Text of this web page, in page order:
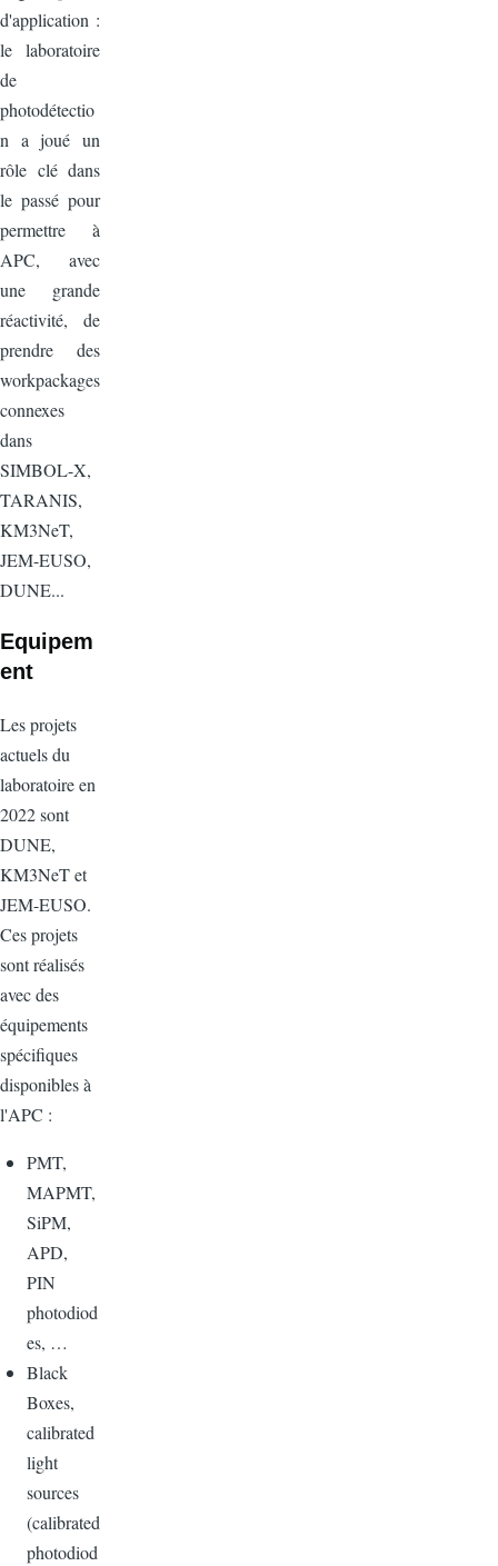
d'application :
le laboratoire
de
photodétectio
n a joué un
rôle clé dans
le passé pour
permettre à
APC, avec
une grande
réactivité, de
prendre des
workpackages
connexes
dans
SIMBOL-X,
TARANIS,
KM3NeT,
JEM-EUSO,
DUNE...
Equipem
ent
Les projets
actuels du
laboratoire en
2022 sont
DUNE,
KM3NeT et
JEM-EUSO.
Ces projets
sont réalisés
avec des
équipements
spécifiques
disponibles à
l'APC :
PMT,
MAPMT,
SiPM,
APD,
PIN
photodiod
es, …
Black
Boxes,
calibrated
light
sources
(calibrated
photodiod